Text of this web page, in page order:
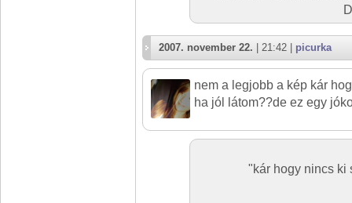
2007. november 22. | 21:42 | picurka
nem a legjobb a kép kár
ha jól látom??de ez egy
"kár hogy nincs ki